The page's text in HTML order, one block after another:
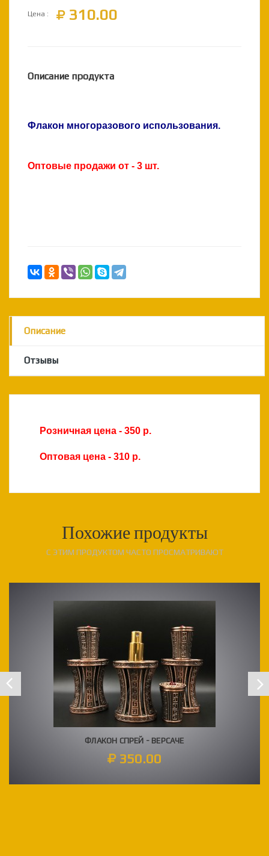
Цена : 310.00
Описание продукта
Флакон многоразового использования.
Оптовые продажи от - 3 шт.
Описание
Отзывы
Розничная цена - 350 р.
Оптовая цена - 310 р.
Похожие продукты
С ЭТИМ ПРОДУКТОМ ЧАСТО ПРОСМАТРИВАЮТ
ФЛАКОН СПРЕЙ - ВЕРСАЧЕ
350.00
prev
next